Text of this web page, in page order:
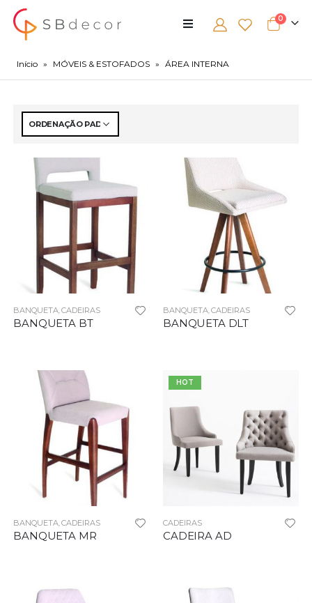
0
Início » MÓVEIS & ESTOFADOS » ÁREA INTERNA
BANQUETA ,CADEIRAS
BANQUETA BT
BANQUETA CADEIRAS
BANQUETA DLT
BANQUETA,CADEIRAS
BANQUETA MR
HOT
CADEIRAS
CADEIRA AD